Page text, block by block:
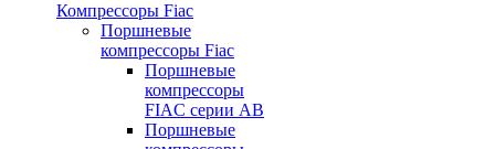
Компрессоры Fiac
Поршневые
компрессоры Fiac
Поршневые
компрессоры
FIAC серии AB
Поршневые